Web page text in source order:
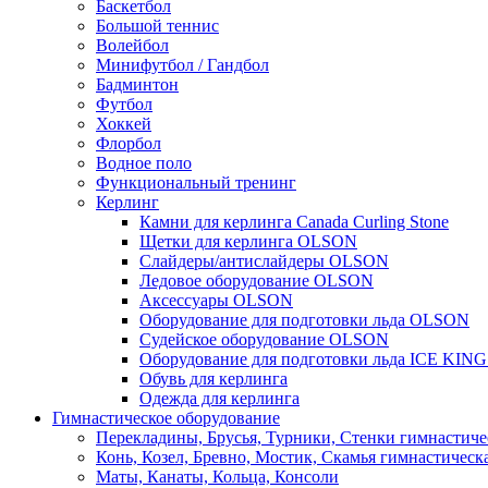
Баскетбол
Большой теннис
Волейбол
Минифутбол / Гандбол
Бадминтон
Футбол
Хоккей
Флорбол
Водное поло
Функциональный тренинг
Керлинг
Камни для керлинга Canada Curling Stone
Щетки для керлинга OLSON
Слайдеры/антислайдеры OLSON
Ледовое оборудование OLSON
Аксессуары OLSON
Оборудование для подготовки льда OLSON
Судейское оборудование OLSON
Оборудование для подготовки льда ICE
Обувь для керлинга
Одежда для керлинга
Гимнастическое оборудование
Перекладины, Брусья, Турники, Стенки
Конь, Козел, Бревно, Мостик, Скамья
Маты, Канаты, Кольца, Консоли